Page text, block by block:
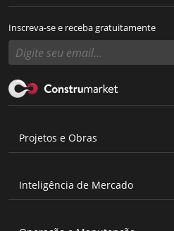
Inscreva-se e receba gratuitamente
Projetos e Obras
Inteligência de Mercado